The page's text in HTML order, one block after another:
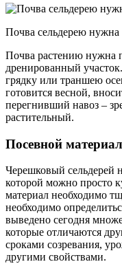
Почва сельдерею нужна
Почва растению нужна
дренированный
грядку или траншею
готовится весной,
перегнивший навоз –
растительный.
Посевной материал
Черешковый сельдерей
которой можно просто
материал необходимо
необходимо
выведено сегодня
которые отличаются
сроками созревания,
другими свойствами.